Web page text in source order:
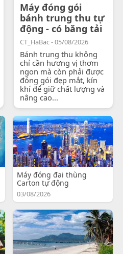
Máy đóng gói
bánh trung thu tự
động - có băng tải
CT_HaBac - 05/08/2026
Bánh trung thu không
chỉ cần hương vị thơm
ngon mà còn phải được
đóng gói đẹp mắt, kín
khí để giữ chất lượng và
nâng cao...
Máy đóng đai thùng
Carton tự động
03/08/2026